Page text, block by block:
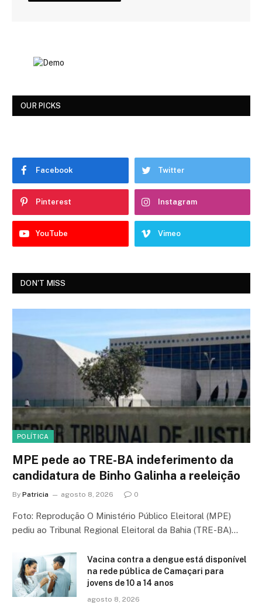
OUR PICKS
Facebook Twitter
Pinterest Instagram
YouTube Vimeo
DON'T MISS
POLÍTICA
MPE pede ao TRE-BA indeferimento da
candidatura de Binho Galinha a reeleição
By Patricia agosto 8, 2026 0
Foto: Reprodução O Ministério Público Eleitoral (MPE)
pediu ao Tribunal Regional Eleitoral da Bahia (TRE-BA)…
Vacina contra a dengue está disponível
na rede pública de Camaçari para
jovens de 10 a 14 anos
agosto 8, 2026